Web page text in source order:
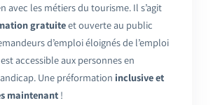
avec les métiers du tourisme. Il s’agit
gratuiteet ouverte au public
d’emploi éloignés de l’emploi
accessible aux personnes en
Une préformation inclusive et
maintenant !